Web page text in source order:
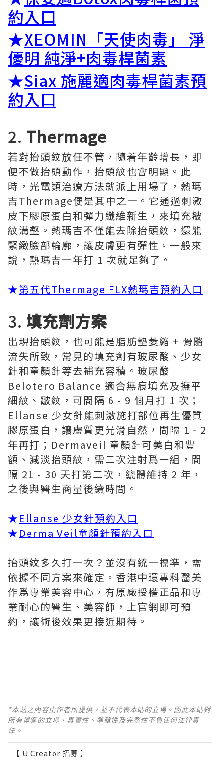
約入口
★XEOMIN「天使肉毒」 淨
優明 純淨+肉毒桿菌素
★Siax 施麗適肉毒桿菌素預
約入口
2. Thermage
若對抬頭紋放任不管，隨着年齡增長，即
便不做抬頭動作，抬頭紋也會明顯。此
時，光電類治療方法就派上用場了，熱瑪
吉Thermage便是其中之一。它通過刺激
皮下膠原蛋白和彈力纖維新生，來填充皺
紋溝壑。熱瑪吉不僅能去除抬頭紋，還能
緊緻臉部輪廓，讓皮膚更有彈性。一般來
說，熱瑪吉一年打 1 次就足夠了。
★第五代Thermage FLX熱瑪吉預約入口
3. 填充劑方案
出現抬頭紋，也可能是脂肪墊萎縮 + 骨骼
流失所致，常見的填充劑有玻尿酸、少女
針和童顏針等去補充容積。玻尿酸
Belotero Balance 適合無痕填充及撫平
細紋、皺紋，可間隔 6 - 9 個月打 1 次；
Ellanse 少女針能刺激施打部位再生優質
膠原蛋白，讓膚質更光滑自然，間隔 1 - 2
年再打；Dermaveil 童顏針可美白和豐
額、減淡抬頭紋，需二次注射爲一組，間
隔 21 - 30 天打第二次，總體維持 2 年，
之後與醫生商量後續時間。
★Ellanse 少女針預約入口
★Derma Veil童顏針預約入口
抬頭紋多久打一次？並沒有統一標準，需
依據不同方案來確定。香港中環專科醫美
作爲專業美容中心，有原廠授權正品和專
業耐心的醫生、美容師，上官網即可預
約，讓術後效果更接近期待。
*本站之內容由作者所提供，並不代表本站的立場。因此本站對
所有博客的立場、真實性、準確性及完整性不負任何法律責
任。
【 U Creator 招募 】